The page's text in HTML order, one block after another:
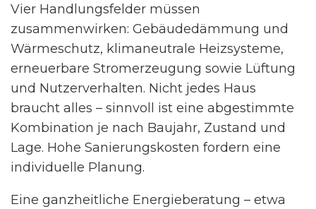
Vier Handlungsfelder müssen
zusammenwirken: Gebäudedämmung und
Wärmeschutz, klimaneutrale Heizsysteme,
erneuerbare Stromerzeugung sowie Lüftung
und Nutzerverhalten. Nicht jedes Haus
braucht alles – sinnvoll ist eine abgestimmte
Kombination je nach Baujahr, Zustand und
Lage. Hohe Sanierungskosten fordern eine
individuelle Planung.
Eine ganzheitliche Energieberatung – etwa